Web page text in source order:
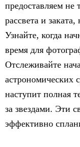
предоставляем не
рассвета и
Узнайте, когда
время для
Отслеживайте
астрономических
наступит полная
за звездами. Эти
эффективно